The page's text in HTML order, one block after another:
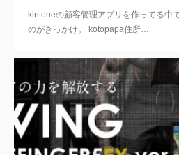
kintoneの顧客管理アプリを作ってる中
のがきっかけ。 kotopapa住所…